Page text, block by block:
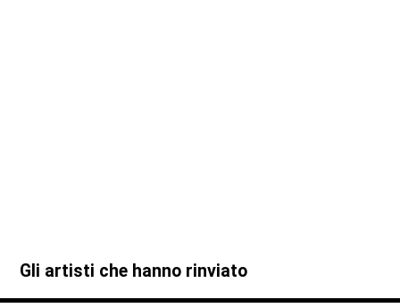
Gli artisti che hanno rinviato